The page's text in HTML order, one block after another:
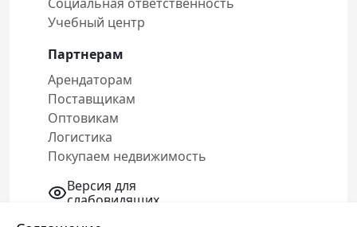
Учебный центр
Партнерам
Арендаторам
Поставщикам
Оптовикам
Логистика
Покупаем недвижимость
Версия для
слабовидящих